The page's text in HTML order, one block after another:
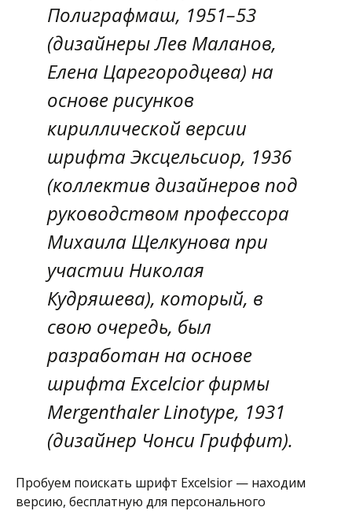
Полиграфмаш, 1951–53
(дизайнеры Лев Маланов,
Елена Царегородцева) на
основе рисунков
кириллической версии
шрифта Эксцельсиор, 1936
(коллектив дизайнеров под
руководством профессора
Михаила Щелкунова при
участии Николая
Кудряшева), который, в
свою очередь, был
разработан на основе
шрифта Excelcior фирмы
Mergenthaler Linotype, 1931
(дизайнер Чонси Гриффит).
Пробуем поискать шрифт Excelsior — находим
версию, бесплатную для персонального